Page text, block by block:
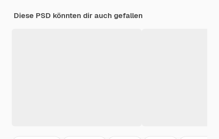
Diese PSD könnten dir auch gefallen